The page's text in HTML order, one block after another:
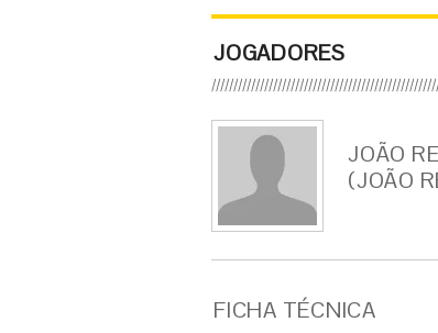
JOGADORES
JOÃO
(JOÃO
FICHA TÉCNICA